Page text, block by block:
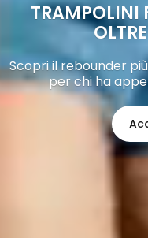
TRAMPOLINI
Scopri il rebounder
per chi ha